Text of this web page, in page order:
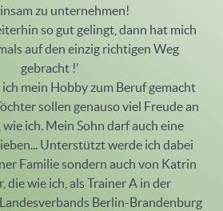
zu unternehmen!
so gut gelingt, dann hat mich
auf den einzig richtigen Weg
gebracht !'
ich mein Hobby zum Beruf gemacht
sollen genauso viel Freude an
ich. Mein Sohn darf auch eine
Unterstützt werde ich dabei
Familie sondern auch von Katrin
die wie ich, als Trainer A in der
Berlin-Brandenburg